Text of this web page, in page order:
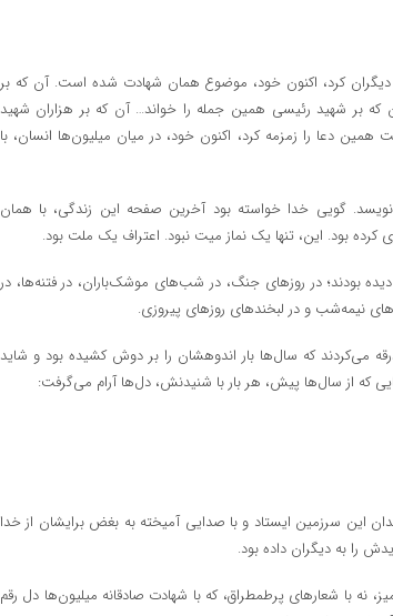
کرد، اکنون خود، موضوع همان شهادت شده است. آن که بر
که بر شهید رئیسی همین جمله را خواند… آن که بر هزاران شهید
دعا را زمزمه کرد، اکنون خود، در میان میلیون‌ها انسان، با
گویی خدا خواسته بود آخرین صفحه این زندگی، با همان
بود. این، تنها یک نماز میت نبود. اعتراف یک ملت بود.
دیده بودند؛ در روزهای جنگ، در شب‌های موشک‌باران، در فتنه‌ها، در
نیمه‌شب و در لبخندهای روزهای پیروزی.
می‌کردند که سال‌ها بار اندوهشان را بر دوش کشیده بود و شاید
که از سال‌ها پیش، هر بار با شنیدنش، دل‌ها آرام می‌گرفت:
این سرزمین ایستاد و با صدایی آمیخته به بغض برایشان از خدا
را به دیگران داده بود.
نه با شعارهای پرطمطراق، که با شهادت صادقانه میلیون‌ها دل رقم